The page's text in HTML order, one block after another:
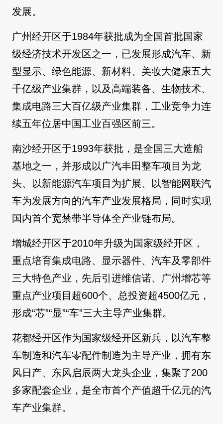
发展。
广州经开区于1984年获批成为全国首批国家
级经济技术开发区之一，已发展形成汽车、新
型显示、绿色能源、新材料、美妆大健康五大
千亿级产业集群，以及高端装备、生物技术、
集成电路三大百亿级产业集群，工业竞争力连
续五年位居中国工业百强区前三。
南沙经开区于1993年获批，是全国三大造船
基地之一，并形成以广汽丰田整车项目为龙
头、以新能源汽车项目为扩展、以智能网联汽
车为发展方向的汽车产业发展格局，同时实现
国内首个宽禁带半导体全产业链布局。
增城经开区于2010年升级为国家级经开区，
重点培育集成电路、显示器件、汽车及零部件
三大特色产业，先后引进维信诺、广州增芯等
重点产业项目超600个、总投资超4500亿元，
形成“芯”“显”“车”三大主导产业集群。
花都经开区作为国家级经开区新兵，以汽车整
车制造和汽车零配件制造为主导产业，拥有东
风日产、东风启辰两大龙头企业，集聚了200
多家配套企业，是全市首个产值超千亿元的汽
车产业集群。